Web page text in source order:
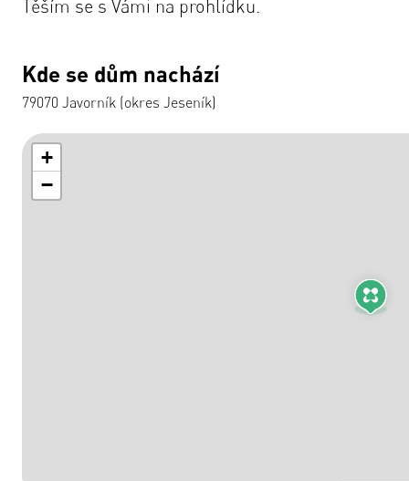
Těším se s Vámi na prohlídku.
Kde se dům nachází
79070 Javorník (okres Jeseník)
+
−